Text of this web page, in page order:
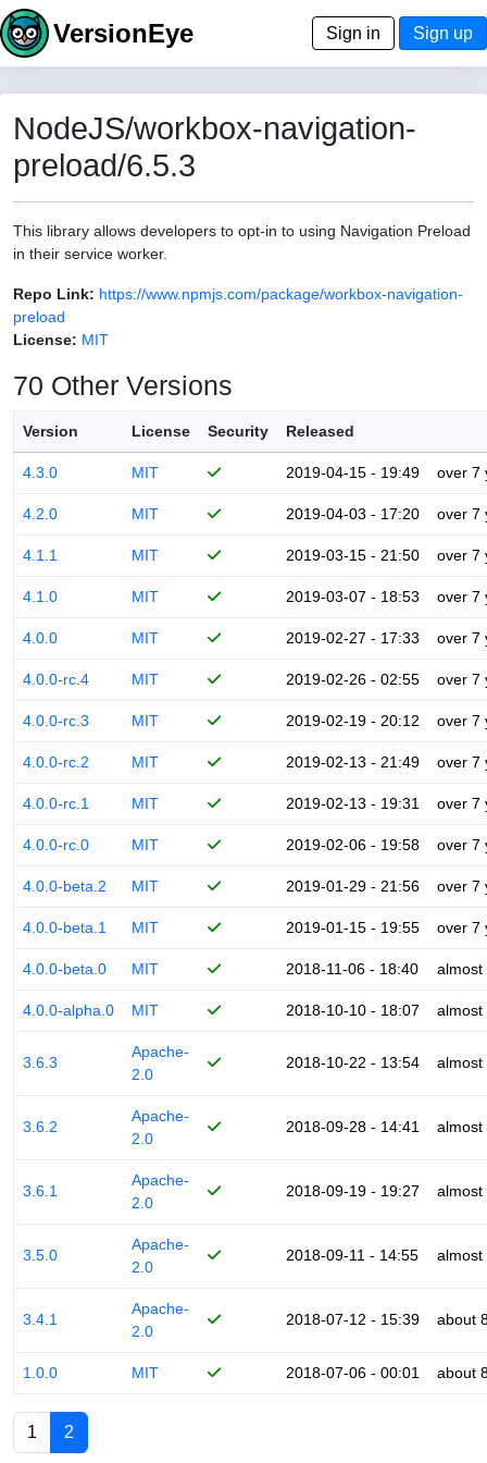
VersionEye Sign in Sign up
NodeJS/workbox-navigation-
preload/6.5.3
This library allows developers to opt-in to using Navigation Preload
in their service worker.
Repo Link: https://www.npmjs.com/package/workbox-navigation-
preload
License: MIT
70 Other Versions
Version License Security Released
4.3.0 MIT 2019-04-15 - 19:49 over 7
4.2.0 MIT 2019-04-03 - 17:20 over 7
4.1.1 MIT 2019-03-15 - 21:50 over 7
4.1.0 MIT 2019-03-07 - 18:53 over 7
4.0.0 MIT 2019-02-27 - 17:33 over 7
4.0.0-rc.4 MIT 2019-02-26 - 02:55 over 7
4.0.0-rc.3 MIT 2019-02-19 - 20:12 over 7
4.0.0-rc.2 MIT 2019-02-13 - 21:49 over 7
4.0.0-rc.1 MIT 2019-02-13 - 19:31 over 7
4.0.0-rc.0 MIT 2019-02-06 - 19:58 over 7
4.0.0-beta.2 MIT 2019-01-29 - 21:56 over 7
4.0.0-beta.1 MIT 2019-01-15 - 19:55 over 7
4.0.0-beta.0 MIT 2018-11-06 - 18:40 almost
4.0.0-alpha.0 MIT 2018-10-10 - 18:07 almost
3.6.3
Apache-
2.0
2018-10-22 - 13:54 almost
3.6.2
Apache-
2.0
2018-09-28 - 14:41 almost
3.6.1
Apache-
2.0
2018-09-19 - 19:27 almost
3.5.0
Apache-
2.0
2018-09-11 - 14:55 almost
3.4.1
Apache-
2.0
2018-07-12 - 15:39 about
1.0.0 MIT 2018-07-06 - 00:01 about
1 2